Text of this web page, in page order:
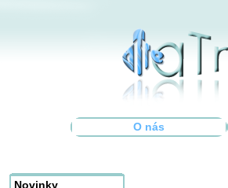
O nás
Novinky